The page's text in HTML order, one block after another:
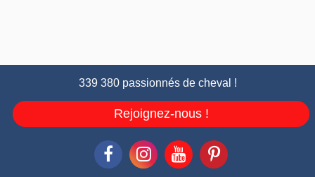
339 380 passionnés de cheval !
Rejoignez-nous !